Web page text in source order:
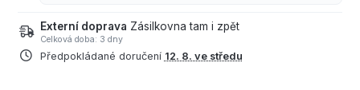
Externí doprava Zásilkovna tam i zpět
Celková doba: 3 dny
Předpokládané doručení 12. 8. ve středu